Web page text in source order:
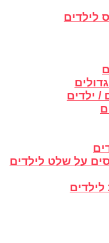
לילדים
/ ילדים
על שלט לילדים
לילדים